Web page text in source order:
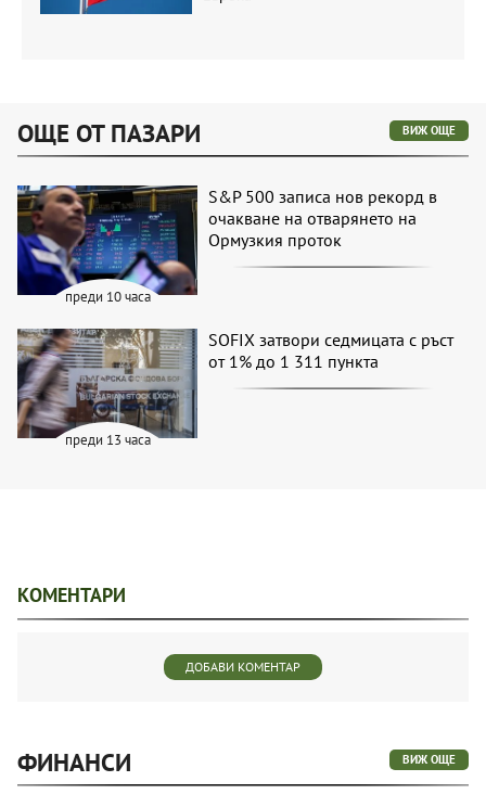
ОЩЕ ОТ ПАЗАРИ ВИЖ ОЩЕ
преди 10 часа
S&P 500 записа нов рекорд в
очакване на отварянето на
Ормузкия проток
преди 13 часа
SOFIX затвори седмицата с ръст
от 1% до 1 311 пункта
КОМЕНТАРИ
ДОБАВИ КОМЕНТАР
ФИНАНСИ ВИЖ ОЩЕ